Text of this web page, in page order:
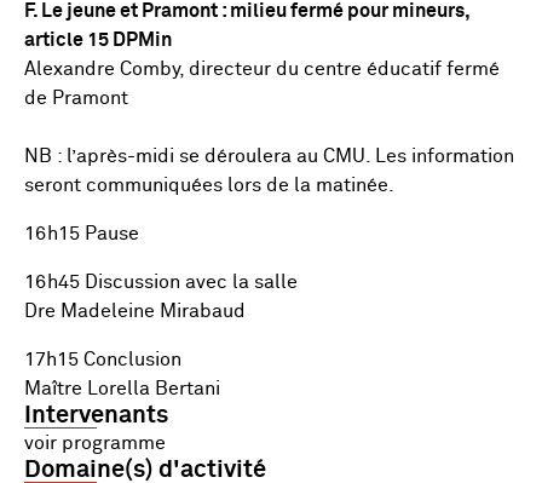
F. Le jeune et Pramont : milieu fermé pour mineurs,
article 15 DPMin
Alexandre Comby, directeur du centre éducatif fermé
de Pramont
NB : l’après-midi se déroulera au CMU. Les information
seront communiquées lors de la matinée.
16h15 Pause
16h45 Discussion avec la salle
Dre Madeleine Mirabaud
17h15 Conclusion
Maître Lorella Bertani
Intervenants
voir programme
Domaine(s) d'activité